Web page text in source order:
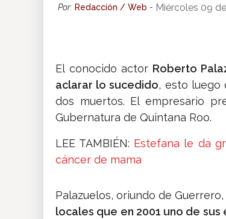
Por: Redacción / Web - Miércoles 09
El conocido actor Roberto
aclarar lo sucedido, esto luego
dos muertos. El empresario
Gubernatura de Quintana Roo.
LEE TAMBIÉN: Estefana le da
cáncer de mama
Palazuelos, oriundo de
locales que en 2001 uno de